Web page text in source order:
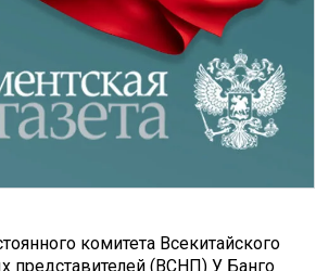
комитета Всекитайского
представителей (ВСНП) У Банго